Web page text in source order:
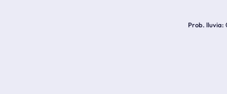
Prob. lluvia